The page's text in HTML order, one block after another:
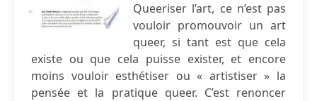
Queeriser l’art, ce n’est pas
vouloir promouvoir un art
queer, si tant est que cela
existe ou que cela puisse exister, et encore
moins vouloir esthétiser ou « artistiser » la
pensée et la pratique queer. C’est renoncer